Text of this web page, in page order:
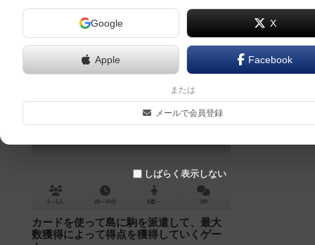
Costa Ruana
6.0
2～6人 20～60分 8歳～ 3件
カードを使って島に駒を派遣して、最大
数獲得によって得点を獲得していくゲー
Google X
Apple Facebook
または
メールで会員登録
しばらく表示しない